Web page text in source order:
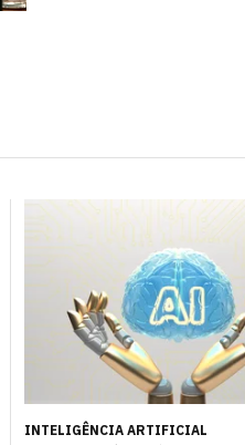
INTELIGÊNCIA ARTIFICIAL